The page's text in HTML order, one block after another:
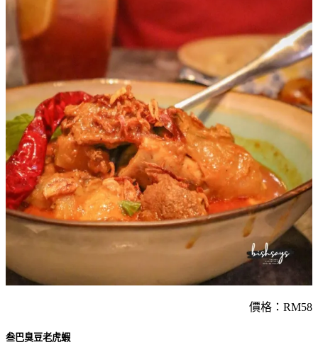
價格：RM58
叁巴臭豆老虎蝦